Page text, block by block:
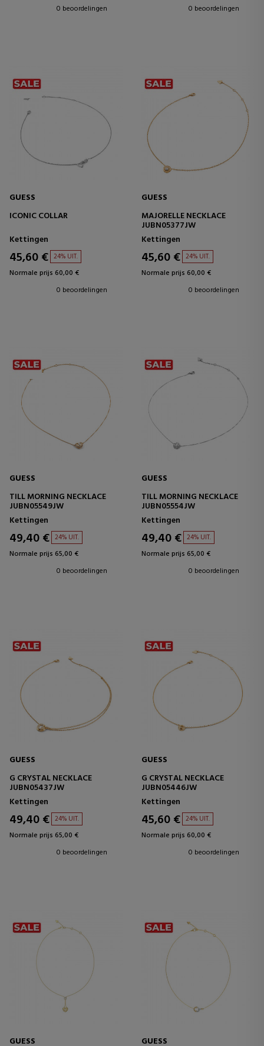
0 beoordelingen
0 beoordelingen
GUESS
ICONIC COLLAR
Kettingen
45,60 € 24% UIT.
Normale prijs 60,00 €
0 beoordelingen
GUESS
MAJORELLE NECKLACE
JUBN05377JW
Kettingen
45,60 € 24% UIT.
Normale prijs 60,00 €
0 beoordelingen
GUESS
TILL MORNING NECKLACE
JUBN05549JW
Kettingen
49,40 € 24% UIT.
Normale prijs 65,00 €
0 beoordelingen
GUESS
TILL MORNING NECKLACE
JUBN05554JW
Kettingen
49,40 € 24% UIT.
Normale prijs 65,00 €
0 beoordelingen
GUESS
G CRYSTAL NECKLACE
JUBN05437JW
Kettingen
49,40 € 24% UIT.
Normale prijs 65,00 €
0 beoordelingen
GUESS
G CRYSTAL NECKLACE
JUBN05446JW
Kettingen
45,60 € 24% UIT.
Normale prijs 60,00 €
0 beoordelingen
GUESS GUESS